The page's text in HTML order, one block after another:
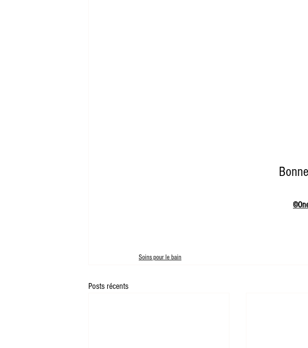
Soins pour le bain
Posts récents